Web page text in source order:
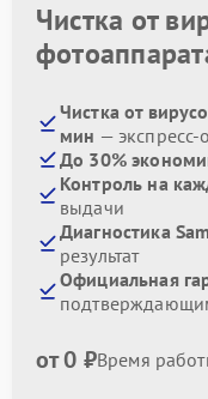
Чистка от
Чистка от
мин —
До 30%
Контроль на
выдачи
Диагностика
результат
Официальная
от 0 ₽Время